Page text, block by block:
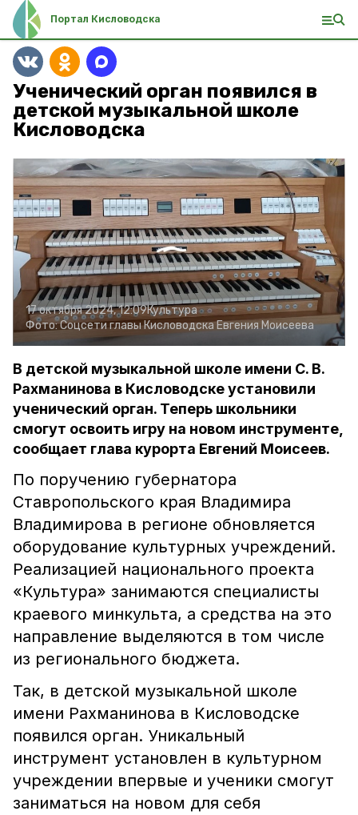
Портал Кисловодска
Ученический орган появился в
детской музыкальной школе
Кисловодска
17 октября 2024, 12:09Культура
Фото:Соцсети главы Кисловодска Евгения Моисеева
В детской музыкальной школе имени С. В.
Рахманинова в Кисловодске установили
ученический орган. Теперь школьники
смогут освоить игру на новом инструменте,
сообщает глава курорта Евгений Моисеев.
По поручению губернатора
Ставропольского края Владимира
Владимирова в регионе обновляется
оборудование культурных учреждений.
Реализацией национального проекта
«Культура» занимаются специалисты
краевого минкульта, а средства на это
направление выделяются в том числе
из регионального бюджета.
Так, в детской музыкальной школе
имени Рахманинова в Кисловодске
появился орган. Уникальный
инструмент установлен в культурном
учреждении впервые и ученики смогут
заниматься на новом для себя